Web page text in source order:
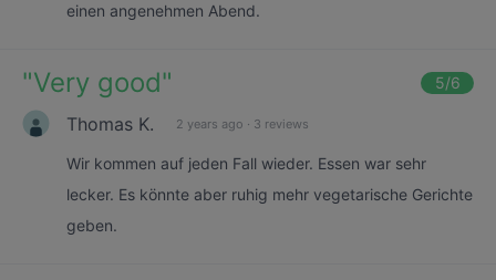
einen angenehmen Abend.
"Very good" 5/6
Thomas K. 2 years ago · 3 reviews
Wir kommen auf jeden Fall wieder. Essen war sehr
lecker. Es könnte aber ruhig mehr vegetarische Gerichte
geben.